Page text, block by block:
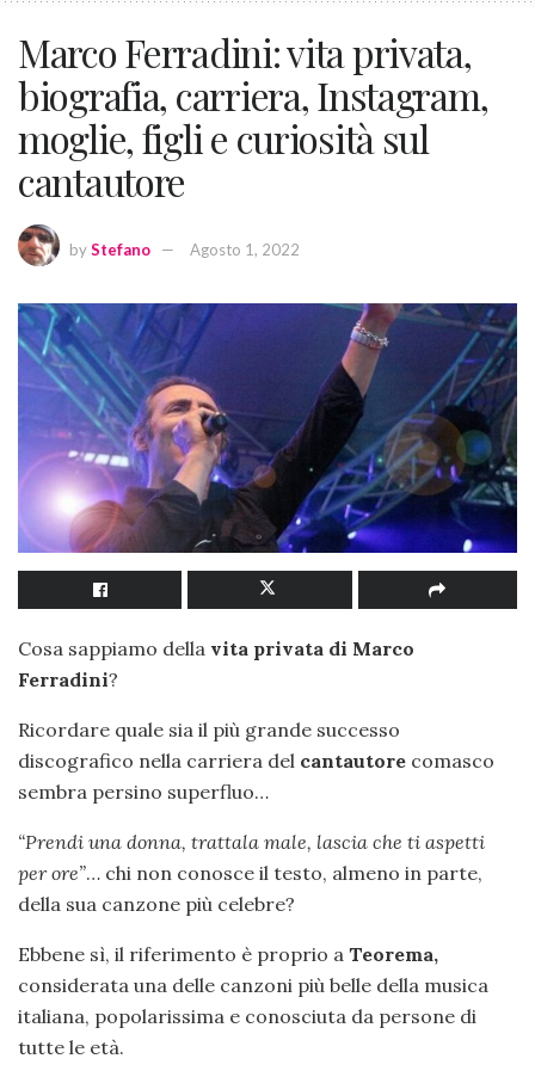
Marco Ferradini: vita privata,
biografia, carriera, Instagram,
moglie, figli e curiosità sul
cantautore
byStefano Agosto 1, 2022
Cosa sappiamo della vita privata di Marco
Ferradini?
Ricordare quale sia il più grande successo
discografico nella carriera del cantautore comasco
sembra persino superfluo…
“Prendi una donna, trattala male, lascia che ti aspetti
per ore”… chi non conosce il testo, almeno in parte,
della sua canzone più celebre?
Ebbene sì, il riferimento è proprio a Teorema,
considerata una delle canzoni più belle della musica
italiana, popolarissima e conosciuta da persone di
tutte le età.